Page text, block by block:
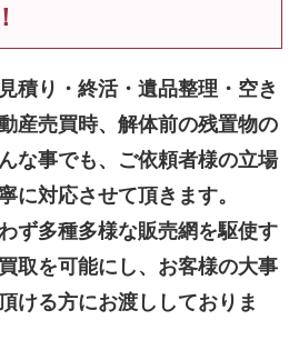
積り・終活・遺品整理・空き
産売買時、解体前の残置物の
な事でも、 ご依頼者様の立場
に対応させて頂きます。
ず多種多様な販売網を駆使す
取を可能にし、お客様の大事
ける方にお渡ししておりま